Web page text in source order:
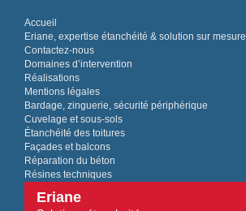
Accueil
Eriane, expertise étanchéité & solution sur mesure
Contactez-nous
Domaines d’intervention
Réalisations
Mentions légales
Bardage, zinguerie, sécurité périphérique
Cuvelage et sous-sols
Étanchéité des toitures
Façades et balcons
Réparation du béton
Résines techniques
Eriane